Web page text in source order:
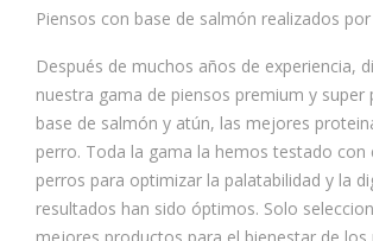
Piensos con base de salmón realizados
Después de muchos años de experiencia,
nuestra gama de piensos premium y super
base de salmón y atún, las mejores
perro. Toda la gama la hemos testado con
perros para optimizar la palatabilidad y la
resultados han sido óptimos. Solo